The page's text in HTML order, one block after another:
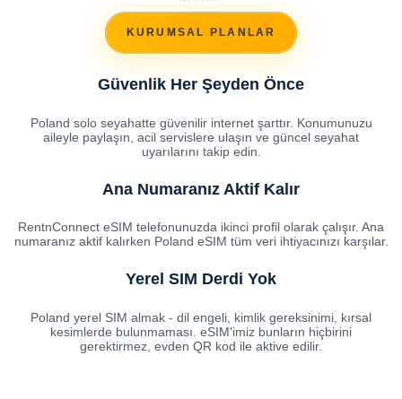
KURUMSAL PLANLAR
Güvenlik Her Şeyden Önce
Poland solo seyahatte güvenilir internet şarttır. Konumunuzu
aileyle paylaşın, acil servislere ulaşın ve güncel seyahat
uyarılarını takip edin.
Ana Numaranız Aktif Kalır
RentnConnect eSIM telefonunuzda ikinci profil olarak çalışır. Ana
numaranız aktif kalırken Poland eSIM tüm veri ihtiyacınızı karşılar.
Yerel SIM Derdi Yok
Poland yerel SIM almak - dil engeli, kimlik gereksinimi, kırsal
kesimlerde bulunmaması. eSIM'imiz bunların hiçbirini
gerektirmez, evden QR kod ile aktive edilir.